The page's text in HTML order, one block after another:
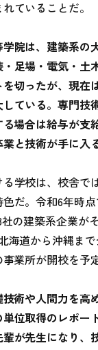
ていることだ。
学院は、建築系の
足場・電気・土
切ったが、現在
ている。専門技
場合は給与が支
と技術が手に入る
学校は、校舎で
だ。令和6年時
の建築系企業が
海道から沖縄ま
業所が開校を予
技術や人間力を高
位取得のレポー
が先生になり、